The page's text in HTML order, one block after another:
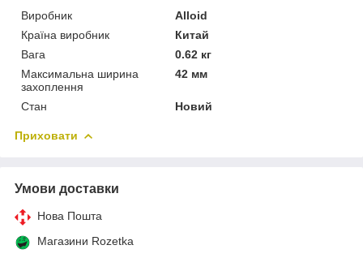
Виробник
Alloid
Країна виробник
Китай
Вага
0.62 кг
Максимальна ширина
захоплення
42 мм
Стан Новий
Приховати
Умови доставки
Нова Пошта
Магазини Rozetka